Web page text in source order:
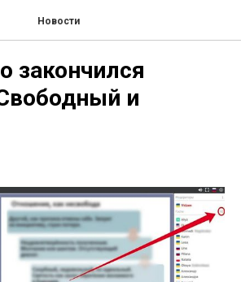
Новости
закончился
и